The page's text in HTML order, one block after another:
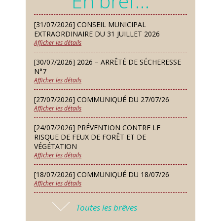
Samedi 12 Sep
Défi de pêche aux leurres (concept
lure house)
Dimanche 13 Sep
Repas de fouées
Lundi 14 Sep
Conseil municipal du 14 septembre
2026
Jeudi 24 Sep
Permanence des Architectes des
Bâtiments de France
Samedi 26 Sep
Concours de palets
Vendredi 09 Oct
Soirée des nouveaux habitants
[31/07/2026] CONSEIL MUNICIPAL
EXTRAORDINAIRE DU 31 JUILLET 2026
Afficher les détails
[30/07/2026] 2026 – ARRÊTÉ DE SÉCHERESSE
N°7
Afficher les détails
[27/07/2026] COMMUNIQUÉ DU 27/07/26
Afficher les détails
[24/07/2026] PRÉVENTION CONTRE LE
RISQUE DE FEUX DE FORÊT ET DE
VÉGÉTATION
Afficher les détails
[18/07/2026] COMMUNIQUÉ DU 18/07/26
Afficher les détails
[17/07/2026] 2026 – ARRÊTÉ DE SÉCHERESSE
Toutes les brêves